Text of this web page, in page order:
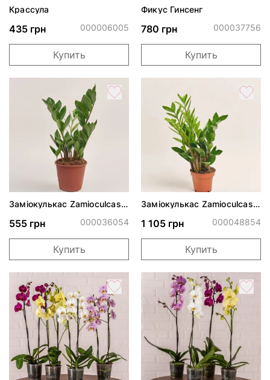
Крассула
435 грн 000006005
Купить
Фикус Гинсенг
780 грн 000037756
Купить
Заміокулькас Zamioculcas
555 грн 000036054
Купить
Заміокулькас Zamioculcas
1 105 грн 000048854
Купить